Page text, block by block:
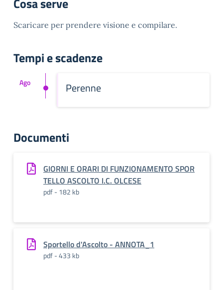
Cosa serve
Scaricare per prendere visione e compilare.
Tempi e scadenze
Perenne
Ago
Documenti
GIORNI E ORARI DI FUNZIONAMENTO SPOR
TELLO ASCOLTO I.C. OLCESE
pdf - 182 kb
Sportello d'Ascolto - ANNOTA_1
pdf - 433 kb